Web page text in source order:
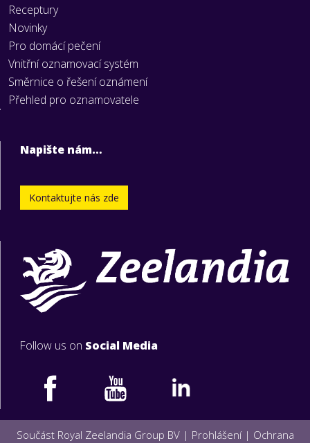
Receptury
Novinky
Pro domácí pečení
Vnitřní oznamovací systém
Směrnice o řešení oznámení
Přehled pro oznamovatele
Napište nám…
Kontaktujte nás zde
Follow us on Social Media
Součást Royal Zeelandia Group BV | Prohlášení| Ochrana